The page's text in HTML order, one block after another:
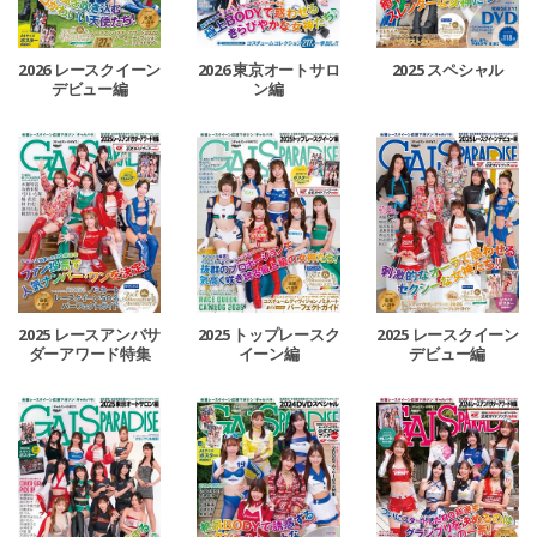
2026 レースクイーン
デビュー編
2026 東京オートサロ
ン編
2025 スペシャル
2025 レースアンバサ
ダーアワード特集
2025 トップレースク
イーン編
2025 レースクイーン
デビュー編